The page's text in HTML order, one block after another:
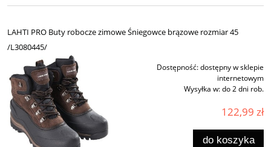
LAHTI PRO Buty robocze zimowe Śniegowce brązowe rozmiar 45
/L3080445/
Dostępność:dostępny w sklepie
internetowym
Wysyłka w:do 2 dni rob.
122,99 zł
do koszyka